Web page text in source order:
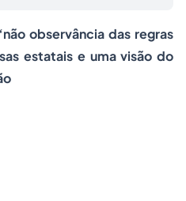
observância das regras
estatais e uma visão do